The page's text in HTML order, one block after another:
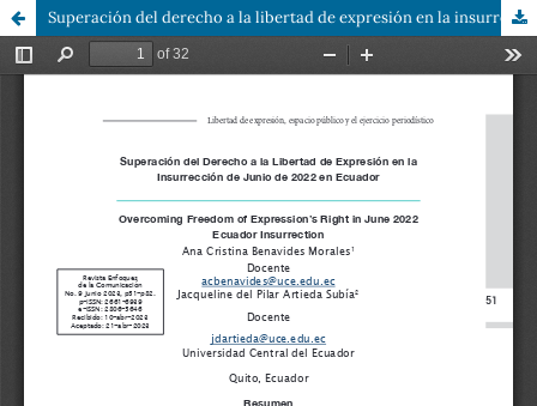
Superación del derecho a la libertad de expresión en la insurrección de junio de 2022 en Ecuador